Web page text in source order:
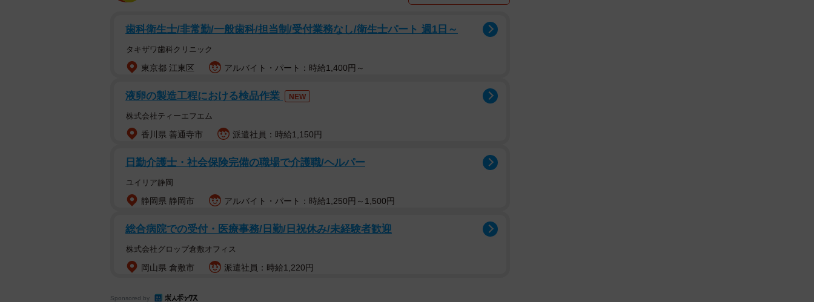
童顔すぎていつも補導され、今日に限って身分証も忘れて… ©Perico/SQUARE ENIX
32歳で主任を務める牧は、童顔のためか、今日もまたコンビニ前でタバコを吸って補導され
てしまいました。この日に限って身分証を忘れており、社会人であることを証明できず、
「学生の身分でタバコなんか吸って」「学校名を言いなさい」と怒られる牧。迎えに行った
されてしまいます。安西は23歳にもかかわらず大人の貫禄が備わっており、牧は羨ましがり
ます。一方の安西は、ひそかに牧に対して恋心を抱いていました。
歯科衛生士/非常勤/一般歯科/担当制/受付業務なし/衛生士パート 週1日～
タキザワ歯科クリニック
東京都 江東区 アルバイト・パート：時給1,400円～
液卵の製造工程における検品作業 NEW
株式会社ティーエフエム
香川県 善通寺市 派遣社員：時給1,150円
日勤介護士・社会保険完備の職場で介護職/ヘルパー
ユイリア静岡
静岡県 静岡市 アルバイト・パート：時給1,250円～1,500円
総合病院での受付・医療事務/日勤/日祝休み/未経験者歓迎
株式会社グロップ倉敷オフィス
岡山県 倉敷市 派遣社員：時給1,220円
Sponsored by